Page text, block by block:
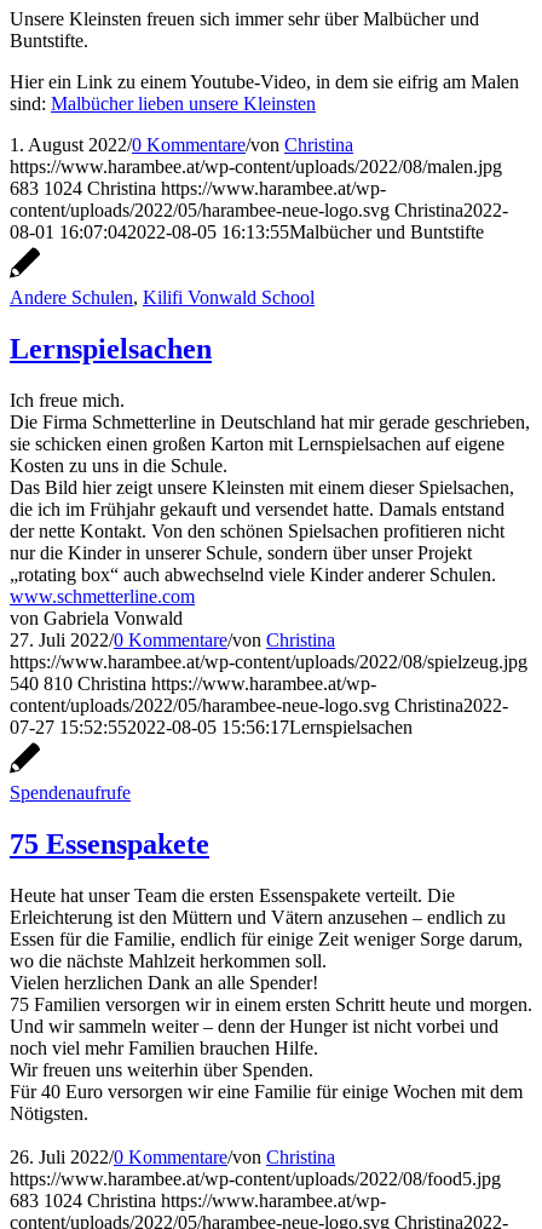
Unsere Kleinsten freuen sich immer sehr über Malbücher und
Buntstifte.
Hier ein Link zu einem Youtube-Video, in dem sie eifrig am Malen
sind: Malbücher lieben unsere Kleinsten
1. August 2022/0 Kommentare/von Christina
https://www.harambee.at/wp-content/uploads/2022/08/malen.jpg
683 1024 Christina https://www.harambee.at/wp-
content/uploads/2022/05/harambee-neue-logo.svg Christina2022-
08-01 16:07:042022-08-05 16:13:55Malbücher und Buntstifte
Andere Schulen, Kilifi Vonwald School
Lernspielsachen
Ich freue mich.
Die Firma Schmetterline in Deutschland hat mir gerade geschrieben,
sie schicken einen großen Karton mit Lernspielsachen auf eigene
Kosten zu uns in die Schule.
Das Bild hier zeigt unsere Kleinsten mit einem dieser Spielsachen,
die ich im Frühjahr gekauft und versendet hatte. Damals entstand
der nette Kontakt. Von den schönen Spielsachen profitieren nicht
nur die Kinder in unserer Schule, sondern über unser Projekt
„rotating box“ auch abwechselnd viele Kinder anderer Schulen.
www.schmetterline.com
von Gabriela Vonwald
27. Juli 2022/0 Kommentare/von Christina
https://www.harambee.at/wp-content/uploads/2022/08/spielzeug.jpg
540 810 Christina https://www.harambee.at/wp-
content/uploads/2022/05/harambee-neue-logo.svg Christina2022-
07-27 15:52:552022-08-05 15:56:17Lernspielsachen
Spendenaufrufe
75 Essenspakete
Heute hat unser Team die ersten Essenspakete verteilt. Die
Erleichterung ist den Müttern und Vätern anzusehen – endlich zu
Essen für die Familie, endlich für einige Zeit weniger Sorge darum,
wo die nächste Mahlzeit herkommen soll.
Vielen herzlichen Dank an alle Spender!
75 Familien versorgen wir in einem ersten Schritt heute und morgen.
Und wir sammeln weiter – denn der Hunger ist nicht vorbei und
noch viel mehr Familien brauchen Hilfe.
Wir freuen uns weiterhin über Spenden.
Für 40 Euro versorgen wir eine Familie für einige Wochen mit dem
Nötigsten.
26. Juli 2022/0 Kommentare/von Christina
https://www.harambee.at/wp-content/uploads/2022/08/food5.jpg
683 1024 Christina https://www.harambee.at/wp-
content/uploads/2022/05/harambee-neue-logo.svg Christina2022-